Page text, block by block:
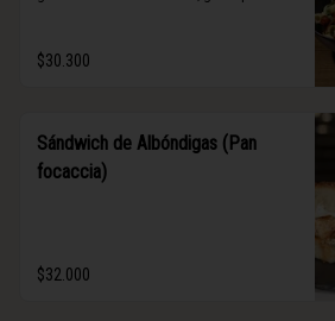
$30.300
Sándwich de Albóndigas (Pan
focaccia)
$32.000